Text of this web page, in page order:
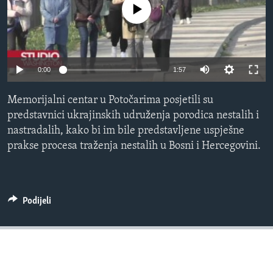
MAGAZIN
O GLASU AMERIKE
Learning English
PRATITE NAS
Jezici
No media source currently available
0:00 1:57
Memorijalni centar u Potočarima posjetili su
predstavnici ukrajinskih udruženja porodica nestalih i
nastradalih, kako bi im bile predstavljene uspješne
prakse procesa traženja nestalih u Bosni i Hercegovini.
Podijeli